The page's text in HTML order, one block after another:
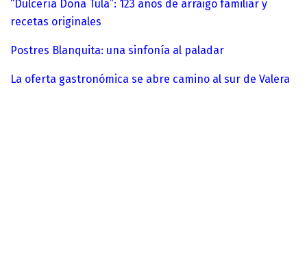
“Dulcería Doña Tula”: 123 años de arraigo familiar y
recetas originales
Postres Blanquita: una sinfonía al paladar
La oferta gastronómica se abre camino al sur de Valera